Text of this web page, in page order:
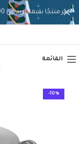
القائمة
-10%
اختر منتجًا بقيمة تزيد عن 200 دولار ووفر 20%.